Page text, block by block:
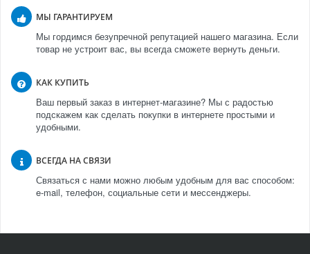
МЫ ГАРАНТИРУЕМ
Мы гордимся безупречной репутацией нашего магазина. Если
товар не устроит вас, вы всегда сможете вернуть деньги.
КАК КУПИТЬ
Ваш первый заказ в интернет-магазине? Мы с радостью
подскажем как сделать покупки в интернете простыми и
удобными.
ВСЕГДА НА СВЯЗИ
Связаться с нами можно любым удобным для вас способом:
e-mail, телефон, социальные сети и мессенджеры.